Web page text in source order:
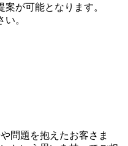
が可能となります。
。
問題を抱えたお客さま